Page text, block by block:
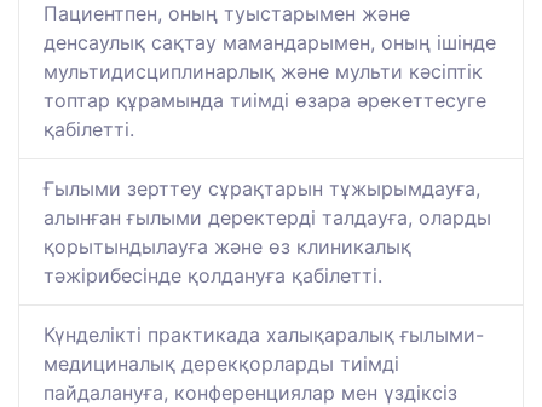
Пациентпен, оның туыстарымен және
денсаулық сақтау мамандарымен, оның ішінде
мультидисциплинарлық және мульти кәсіптік
топтар құрамында тиімді өзара әрекеттесуге
қабілетті.
Ғылыми зерттеу сұрақтарын тұжырымдауға,
алынған ғылыми деректерді талдауға, оларды
қорытындылауға және өз клиникалық
тәжірибесінде қолдануға қабілетті.
Күнделікті практикада халықаралық ғылыми-
медициналық дерекқорларды тиімді
пайдалануға, конференциялар мен үздіксіз